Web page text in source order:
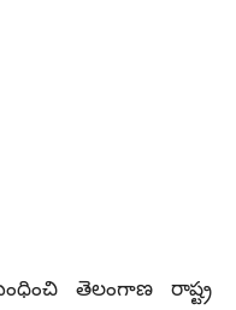
తెలంగాణ రాష్ట్ర